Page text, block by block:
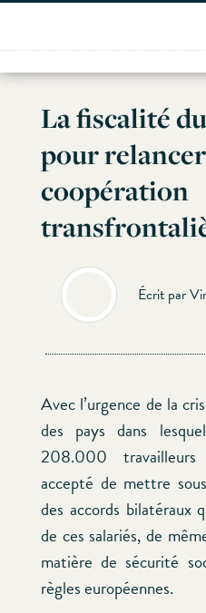
Skip
content
La fiscalité
pour
coopération
Écrit par
Avec l’urgence de la
des pays dans
208.000
accepté de mettre
des accords bilatéraux
de ces salariés, de
matière de sécurité
règles européennes.